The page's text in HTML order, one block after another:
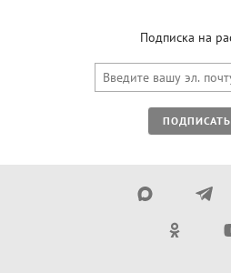
Подписка на